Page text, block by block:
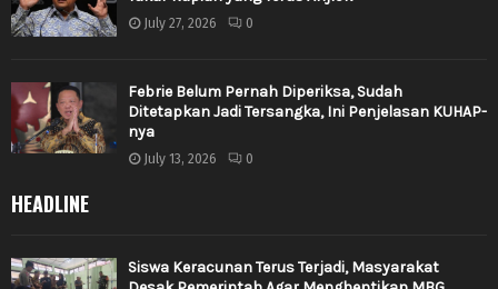
July 27, 2026 0
Febrie Belum Pernah Diperiksa, Sudah
Ditetapkan Jadi Tersangka, Ini Penjelasan KUHAP-
nya
July 13, 2026 0
HEADLINE
Siswa Keracunan Terus Terjadi, Masyarakat